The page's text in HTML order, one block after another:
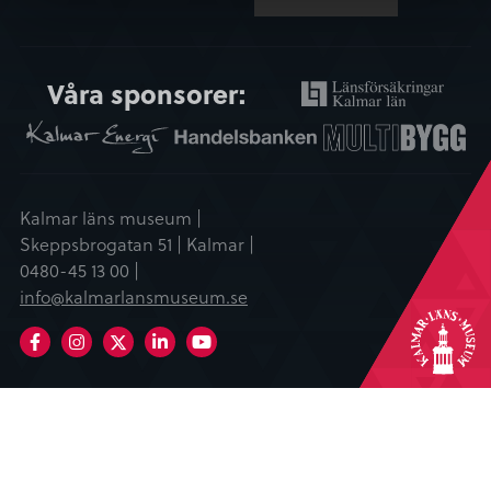
Våra sponsorer:
Kalmar läns museum |
Skeppsbrogatan 51 | Kalmar |
0480-45 13 00 |
info@kalmarlansmuseum.se
FacebookInstagram LinkedIn